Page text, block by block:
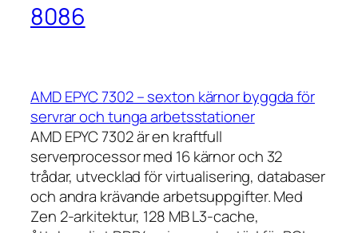
8086
AMD EPYC 7302 – sexton kärnor byggda för
servrar och tunga arbetsstationer
AMD EPYC 7302 är en kraftfull
serverprocessor med 16 kärnor och 32
trådar, utvecklad för virtualisering, databaser
och andra krävande arbetsuppgifter. Med
Zen 2-arkitektur, 128 MB L3-cache,